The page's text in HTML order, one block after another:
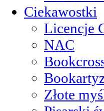
Ciekawostki
Licencje
NAC
Złote